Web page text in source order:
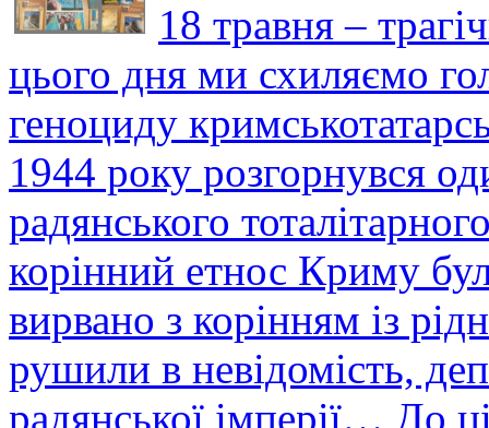
18 травня –
цього дня ми схиляємо
геноциду
1944 року розгорнувся
радянського
корінний етнос Криму
вирвано з корінням із
рушили в невідомість,
радянської імперії… До